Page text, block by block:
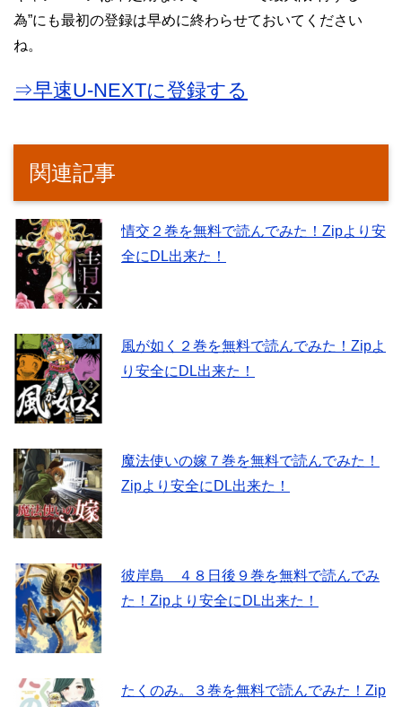
為”にも最初の登録は早めに終わらせておいてください
ね。
⇒早速U-NEXTに登録する
関連記事
情交２巻を無料で読んでみた！Zipより安
全にDL出来た！
風が如く２巻を無料で読んでみた！Zipよ
り安全にDL出来た！
魔法使いの嫁７巻を無料で読んでみた！
Zipより安全にDL出来た！
彼岸島 ４８日後９巻を無料で読んでみ
た！Zipより安全にDL出来た！
たくのみ。３巻を無料で読んでみた！Zip